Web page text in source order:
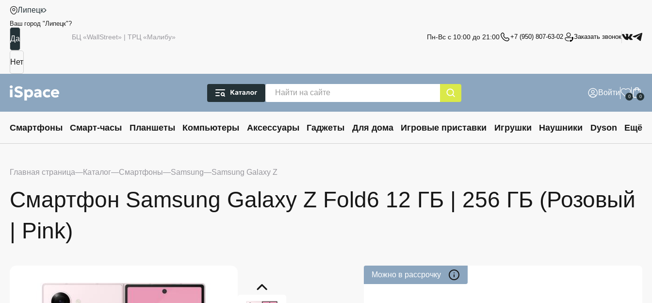
Липецк
Ваш город "Липецк"?
БЦ «WallStreet» | ТРЦ «Малибу» Пн-Вс с 10:00 до 21:00 +7 (950) 807-63-02 Заказать звонок
Войти 0 0
Смартфоны Смарт-часы Планшеты Компьютеры Аксессуары Гаджеты Для дома Игровые приставки Игрушки Наушники Dyson Ещё
Главная страница Каталог Смартфоны Samsung Samsung Galaxy Z
Смартфон Samsung Galaxy Z Fold6 12 ГБ | 256 ГБ (Розовый
| Pink)
Можно в рассрочку